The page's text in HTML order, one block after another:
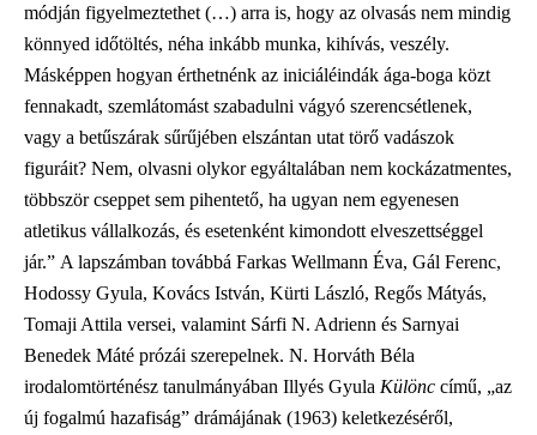
módján figyelmeztethet (…) arra is, hogy az olvasás nem mindig
könnyed időtöltés, néha inkább munka, kihívás, veszély.
Másképpen hogyan érthetnénk az iniciáléindák ága-boga közt
fennakadt, szemlátomást szabadulni vágyó szerencsétlenek,
vagy a betűszárak sűrűjében elszántan utat törő vadászok
figuráit? Nem, olvasni olykor egyáltalában nem kockázatmentes,
többször cseppet sem pihentető, ha ugyan nem egyenesen
atletikus vállalkozás, és esetenként kimondott elveszettséggel
jár.” A lapszámban továbbá Farkas Wellmann Éva, Gál Ferenc,
Hodossy Gyula, Kovács István, Kürti László, Regős Mátyás,
Tomaji Attila versei, valamint Sárfi N. Adrienn és Sarnyai
Benedek Máté prózái szerepelnek. N. Horváth Béla
irodalomtörténész tanulmányában Illyés Gyula Különc című, „az
új fogalmú hazafiság” drámájának (1963) keletkezéséről,